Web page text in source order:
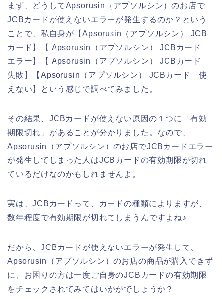
まず、どうしてApsorusin（アプソルシン）のお店で
JCBカードが使えないエラーが発生するのか？という
ことで、私自身が【Apsorusin（アプソルシン） JCB
カード】【 Apsorusin（アプソルシン） JCBカード
エラー】【 Apsorusin（アプソルシン） JCBカード
失敗】【Apsorusin（アプソルシン） JCBカード 使
えない】という感じで調べてみました。
その結果、JCBカードが使えない原因の１つに「有効
期限切れ」があることが分かりました。なので、
Apsorusin（アプソルシン）のお店でJCBカードエラー
が発生してしまった人はJCBカードの有効期限が切れ
ているだけなのかもしれませんよ。
実は、JCBカードって、カードの種類によりますが、
数年程度で有効期限が切れてしまうんですよね♪
だから、JCBカードが使えないエラーが発生して、
Apsorusin（アプソルシン）のお店の商品が購入できず
に、お困りの方は一度ご自身のJCBカードの有効期限
をチェックされてみてはいかがでしょうか？